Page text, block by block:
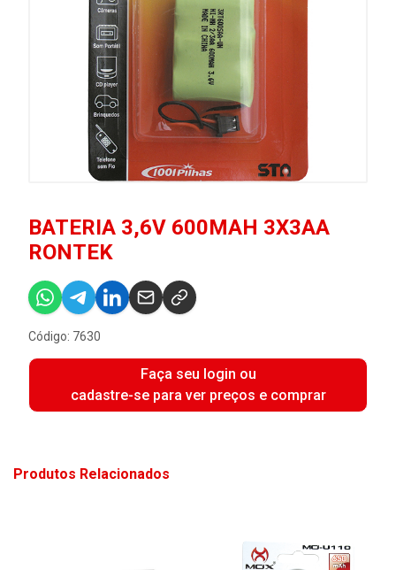
BATERIA 3,6V 600MAH 3X3AA
RONTEK
Código: 7630
Faça seu login ou
cadastre-se para ver preços e comprar
Produtos Relacionados